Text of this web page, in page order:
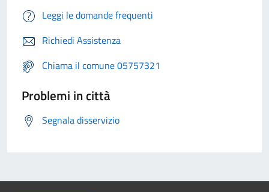
Leggi le domande frequenti
Richiedi Assistenza
Chiama il comune 05757321
Problemi in città
Segnala disservizio